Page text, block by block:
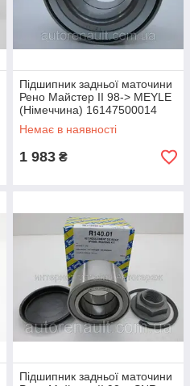
Підшипник задньої маточини
Рено Майстер II 98-> MEYLE
(Німеччина) 16147500014
Немає в наявності
1 983 ₴
Підшипник задньої маточини